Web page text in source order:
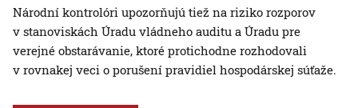
Národní kontrolóri upozorňujú tiež na riziko rozporov
v stanoviskách Úradu vládneho auditu a Úradu pre
verejné obstarávanie, ktoré protichodne rozhodovali
v rovnakej veci o porušení pravidiel hospodárskej súťaže.